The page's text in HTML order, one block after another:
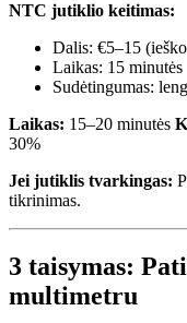
NTC jutiklio keitimas:
Dalis: €5–15
Laikas: 15 minutės
Sudėtingumas:
Laikas: 15–20 minutės
30%
Jei jutiklis tvarkingas:
tikrinimas.
3 taisymas:
multimetru